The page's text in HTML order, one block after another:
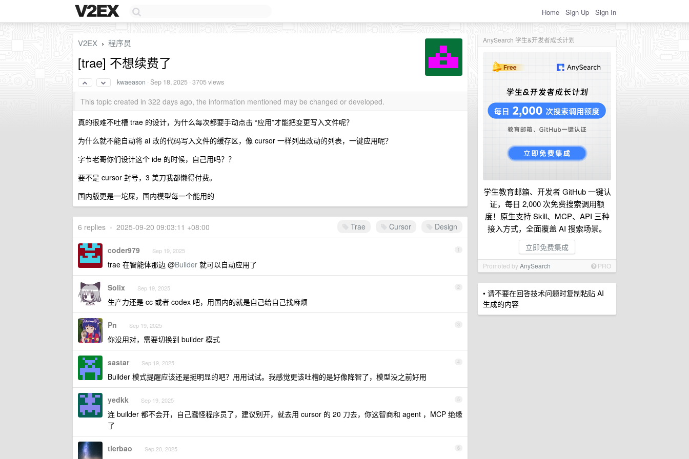
Home Sign Up Sign In
AnySearch 学生&开发者成长计划
学生教育邮箱、开发者 GitHub 一键认
证，每日 2,000 次免费搜索调用额
度！原生支持 Skill、MCP、API 三种
接入方式，全面覆盖 AI 搜索场景。
立即免费集成
Promoted byAnySearch PRO
• 请不要在回答技术问题时复制粘贴 AI
生成的内容
V2EX › 程序员
[trae] 不想续费了
kwaeason ·Sep 18, 2025 · 3705 views
This topic created in 322 days ago, the information mentioned may be changed or developed.
真的很难不吐槽 trae 的设计，为什么每次都要手动点击 “应用”才能把变更写入文件呢？
为什么就不能自动将 ai 改的代码写入文件的缓存区，像 cursor 一样列出改动的列表，一键应用呢？
字节老哥你们设计这个 ide 的时候，自己用吗？？
要不是 cursor 封号，3 美刀我都懒得付费。
国内版更是一坨屎，国内模型每一个能用的
Trae Cursor Design
6 replies • 2025-09-20 09:03:11 +08:00
1
coder979 Sep 19, 2025
trae 在智能体那边 @Builder 就可以自动应用了
2
Solix Sep 19, 2025
生产力还是 cc 或者 codex 吧，用国内的就是自己给自己找麻烦
3
Pn Sep 19, 2025
你没用对，需要切换到 builder 模式
4
sastar Sep 19, 2025
Builder 模式提醒应该还是挺明显的吧？用用试试。我感觉更该吐槽的是好像降智了，模型没之前好用
5
yedkk Sep 19, 2025
连 builder 都不会开，自己蠢怪程序员了，建议别开，就去用 cursor 的 20 刀去，你这智商和 agent ，MCP 绝缘
了
6
tlerbao Sep 20, 2025